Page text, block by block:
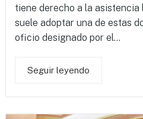
tiene derecho a la asistencia
suele adoptar una de estas
oficio designado por el...
Seguir leyendo